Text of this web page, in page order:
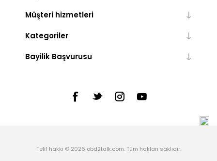
Müşteri hizmetleri
Kategoriler
Bayilik Başvurusu
Telif hakkı © 2026 obd2talk.com. Tüm hakları saklıdır.